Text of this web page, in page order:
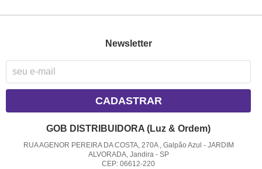
Newsletter
CADASTRAR
GOB DISTRIBUIDORA (Luz & Ordem)
RUA AGENOR PEREIRA DA COSTA, 270A , Galpão Azul - JARDIM
ALVORADA, Jandira- SP
CEP: 06612-220